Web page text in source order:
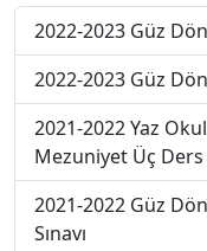
2022-2023 Güz
2022-2023 Güz
2021-2022 Yaz
Mezuniyet Üç Ders
2021-2022 Güz
Sınavı